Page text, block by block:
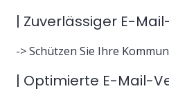
| Zuverlässiger E-
-> Schützen Sie Ihre
| Optimierte E-Mail-